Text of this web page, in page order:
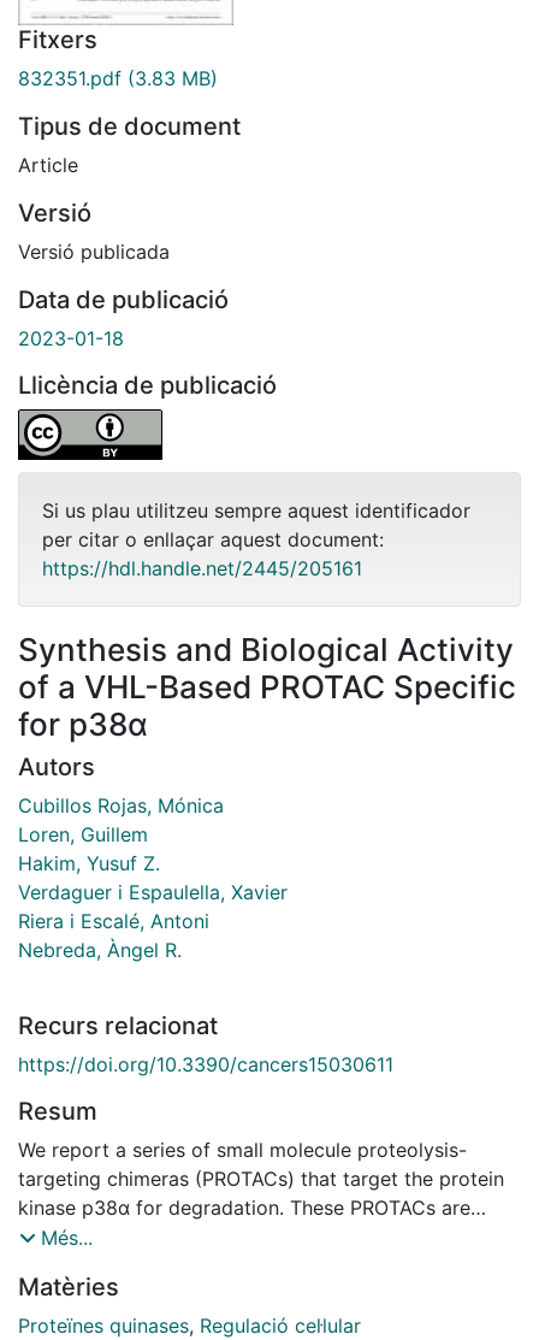
Fitxers
832351.pdf (3.83 MB)
Tipus de document
Article
Versió
Versió publicada
Data de publicació
2023-01-18
Llicència de publicació
Si us plau utilitzeu sempre aquest identificador
per citar o enllaçar aquest document:
https://hdl.handle.net/2445/205161
Synthesis and Biological Activity
of a VHL-Based PROTAC Specific
for p38α
Autors
Cubillos Rojas, Mónica
Loren, Guillem
Hakim, Yusuf Z.
Verdaguer i Espaulella, Xavier
Riera i Escalé, Antoni
Nebreda, Àngel R.
Recurs relacionat
https://doi.org/10.3390/cancers15030611
Resum
We report a series of small molecule proteolysis-
targeting chimeras (PROTACs) that target the protein
kinase p38α for degradation. These PROTACs are
based on a ligand of the VHL E3 ubiquitin ligase,
p38α. We provide evidence that these compounds can
induce the specific degradation of p38α, but not p38β
Més...
Matèries
Proteïnes quinases, Regulació cel·lular